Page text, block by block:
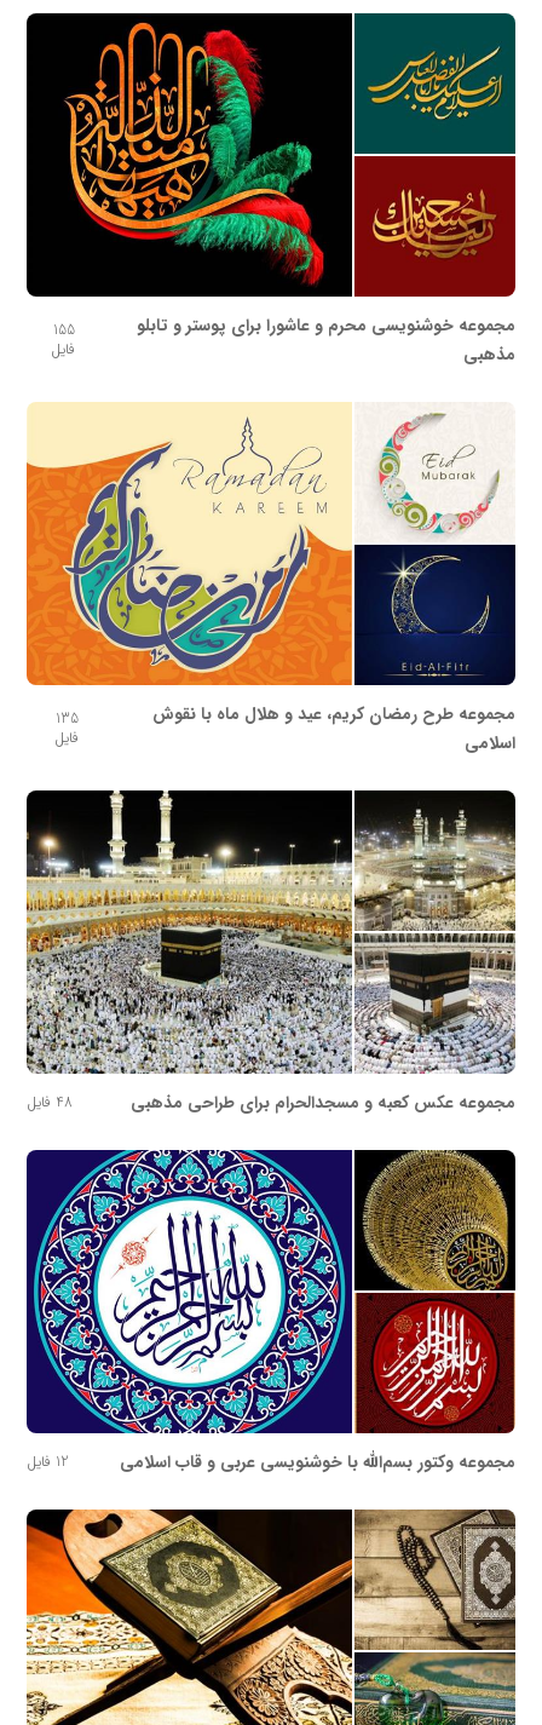
مجموعه خوشنویسی محرم و عاشورا برای پوستر و تابلو
مذهبی
155
فایل
مجموعه طرح رمضان کریم، عید و هلال ماه با نقوش
اسلامی
135
فایل
مجموعه عکس کعبه و مسجدالحرام برای طراحی مذهبی 48 فایل
مجموعه وکتور بسم‌الله با خوشنویسی عربی و قاب اسلامی 12 فایل